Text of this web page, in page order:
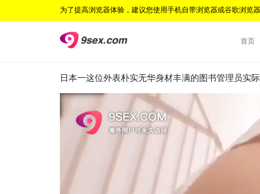
为了提高浏览器体验，建议您使用手机自带浏览器或谷歌浏览
首页
日本一这位外表朴实无华身材丰满的图书管理员实